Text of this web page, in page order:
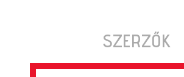
SZERZŐK